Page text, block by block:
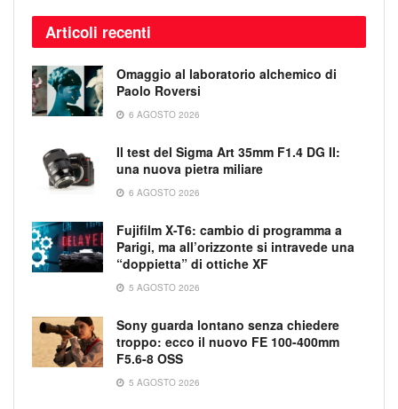
Articoli recenti
Omaggio al laboratorio alchemico di
Paolo Roversi
6 AGOSTO 2026
Il test del Sigma Art 35mm F1.4 DG II:
una nuova pietra miliare
6 AGOSTO 2026
Fujifilm X-T6: cambio di programma a
Parigi, ma all’orizzonte si intravede una
“doppietta” di ottiche XF
5 AGOSTO 2026
Sony guarda lontano senza chiedere
troppo: ecco il nuovo FE 100-400mm
F5.6-8 OSS
5 AGOSTO 2026